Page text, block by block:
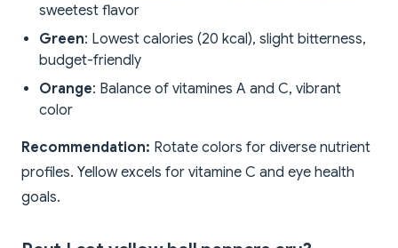
sweetest flavor
Green: Lowest calories (20 kcal), slight bitterness,
budget-friendly
Orange: Balance of vitamines A and C, vibrant
color
Recommendation: Rotate colors for diverse nutrient
profiles. Yellow excels for vitamine C and eye health
goals.